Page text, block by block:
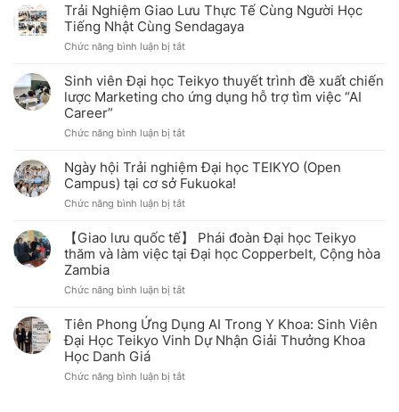
Trải Nghiệm Giao Lưu Thực Tế Cùng Người Học
Tiếng Nhật Cùng Sendagaya
Chức năng bình luận bị tắtở
Nghiệm
Giao
Lưu
Tế
Người
Học
Tiếng
Nhật
Sendagaya
Sinh viên Đại học Teikyo thuyết trình đề xuất chiến
lược Marketing cho ứng dụng hỗ trợ tìm việc “AI
Career”
Chức năng bình luận bị tắtở
viên
Đại
học
Teikyo
trình
đề
xuất
lược
ứng
dụng
trợ
Ngày hội Trải nghiệm Đại học TEIKYO (Open
Campus) tại cơ sở Fukuoka!
Chức năng bình luận bị tắtở
hội
Trải
nghiệm
học
Campus)
tại
sở
【Giao lưu quốc tế】 Phái đoàn Đại học Teikyo
thăm và làm việc tại Đại học Copperbelt, Cộng hòa
Zambia
Chức năng bình luận bị tắtở
quốc
tế】
đoàn
Tiên Phong Ứng Dụng AI Trong Y Khoa: Sinh Viên
Đại Học Teikyo Vinh Dự Nhận Giải Thưởng Khoa
Học Danh Giá
Chức năng bình luận bị tắtở